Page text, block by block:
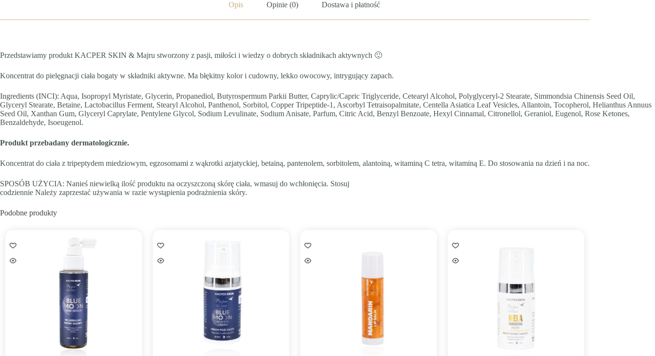
Opis Opinie (0) Dostawa i płatność
Przedstawiamy produkt KACPER SKIN & Majru stworzony z pasji, miłości i wiedzy o dobrych składnikach aktywnych 🙂
Koncentrat do pielęgnacji ciała bogaty w składniki aktywne. Ma błękitny kolor i cudowny, lekko owocowy, intrygujący zapach.
Ingredients (INCI): Aqua, Isopropyl Myristate, Glycerin, Propanediol, Butyrospermum Parkii Butter, Caprylic/Capric Triglyceride, Cetearyl Alcohol, Polyglyceryl-2 Stearate, Simmondsia Chinensis Seed Oil,
Glyceryl Stearate, Betaine, Lactobacillus Ferment, Stearyl Alcohol, Panthenol, Sorbitol, Copper Tripeptide-1, Ascorbyl Tetraisopalmitate, Centella Asiatica Leaf Vesicles, Allantoin, Tocopherol, Helianthus Annuus
Seed Oil, Xanthan Gum, Glyceryl Caprylate, Pentylene Glycol, Sodium Levulinate, Sodium Anisate, Parfum, Citric Acid, Benzyl Benzoate, Hexyl Cinnamal, Citronellol, Geraniol, Eugenol, Rose Ketones,
Benzaldehyde, Isoeugenol.
Produkt przebadany dermatologicznie.
Koncentrat do ciała z tripeptydem miedziowym, egzosomami z wąkrotki azjatyckiej, betainą, pantenolem, sorbitolem, alantoiną, witaminą C tetra, witaminą E. Do stosowania na dzień i na noc.
SPOSÓB UŻYCIA: Nanieś niewielką ilość produktu na oczyszczoną skórę ciała, wmasuj do wchłonięcia. Stosuj
codziennie Należy zaprzestać używania w razie wystąpienia podrażnienia skóry.
Podobne produkty